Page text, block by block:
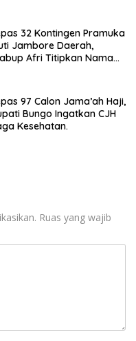
32 Kontingen Pramuka
Jambore Daerah,
Afri Titipkan Nama
97 Calon Jama’ah Haji,
Bungo Ingatkan CJH
Kesehatan.
Ruas yang wajib